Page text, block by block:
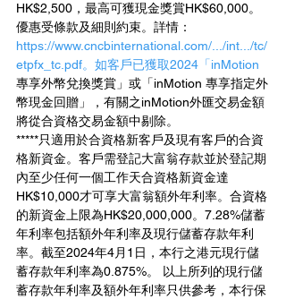
HK$2,500，最高可獲現金獎賞HK$60,000。
優惠受條款及細則約束。詳情：
https://www.cncbinternational.com/.../int.../tc/
etpfx_tc.pdf。如客戶已獲取2024「inMotion
專享外幣兌換獎賞」或「inMotion 專享指定外
幣現金回贈」，有關之inMotion外匯交易金額
將從合資格交易金額中剔除。
*****只適用於合資格新客戶及現有客戶的合資
格新資金。客戶需登記大富翁存款並於登記期
內至少任何一個工作天合資格新資金達
HK$10,000才可享大富翁額外年利率。合資格
的新資金上限為HK$20,000,000。7.28%儲蓄
年利率包括額外年利率及現行儲蓄存款年利
率。截至2024年4月1日，本行之港元現行儲
蓄存款年利率為0.875%。 以上所列的現行儲
蓄存款年利率及額外年利率只供參考，本行保